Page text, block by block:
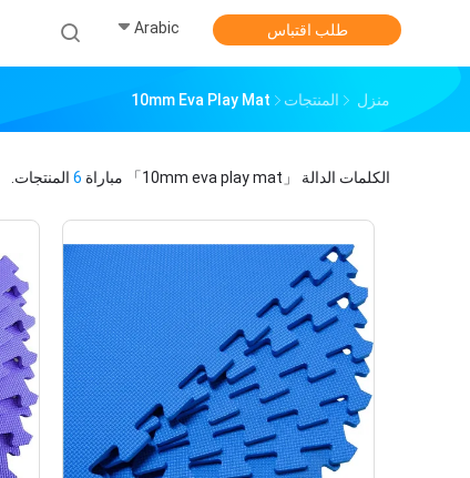
Arabic طلب اقتباس
منزل المنتجات 10mm Eva Play Mat
الكلمات الدالة 「10mm eva play mat」 مباراة 6 المنتجات.